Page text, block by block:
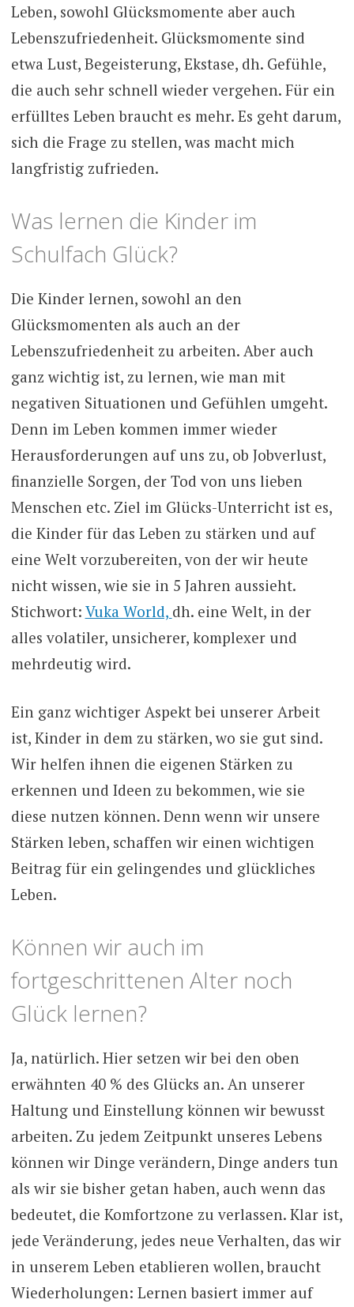
Leben, sowohl Glücksmomente aber auch
Lebenszufriedenheit. Glücksmomente sind
etwa Lust, Begeisterung, Ekstase, dh. Gefühle,
die auch sehr schnell wieder vergehen. Für ein
erfülltes Leben braucht es mehr. Es geht darum,
sich die Frage zu stellen, was macht mich
langfristig zufrieden.
Was lernen die Kinder im
Schulfach Glück?
Die Kinder lernen, sowohl an den
Glücksmomenten als auch an der
Lebenszufriedenheit zu arbeiten. Aber auch
ganz wichtig ist, zu lernen, wie man mit
negativen Situationen und Gefühlen umgeht.
Denn im Leben kommen immer wieder
Herausforderungen auf uns zu, ob Jobverlust,
finanzielle Sorgen, der Tod von uns lieben
Menschen etc. Ziel im Glücks-Unterricht ist es,
die Kinder für das Leben zu stärken und auf
eine Welt vorzubereiten, von der wir heute
nicht wissen, wie sie in 5 Jahren aussieht.
Stichwort: Vuka World, dh. eine Welt, in der
alles volatiler, unsicherer, komplexer und
mehrdeutig wird.
Ein ganz wichtiger Aspekt bei unserer Arbeit
ist, Kinder in dem zu stärken, wo sie gut sind.
Wir helfen ihnen die eigenen Stärken zu
erkennen und Ideen zu bekommen, wie sie
diese nutzen können. Denn wenn wir unsere
Stärken leben, schaffen wir einen wichtigen
Beitrag für ein gelingendes und glückliches
Leben.
Können wir auch im
fortgeschrittenen Alter noch
Glück lernen?
Ja, natürlich. Hier setzen wir bei den oben
erwähnten 40 % des Glücks an. An unserer
Haltung und Einstellung können wir bewusst
arbeiten. Zu jedem Zeitpunkt unseres Lebens
können wir Dinge verändern, Dinge anders tun
als wir sie bisher getan haben, auch wenn das
bedeutet, die Komfortzone zu verlassen. Klar ist,
jede Veränderung, jedes neue Verhalten, das wir
in unserem Leben etablieren wollen, braucht
Wiederholungen: Lernen basiert immer auf